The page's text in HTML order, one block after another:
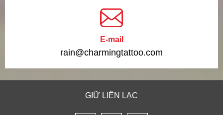
E-mail
rain@charmingtattoo.com
GIỮ LIÊN LẠC